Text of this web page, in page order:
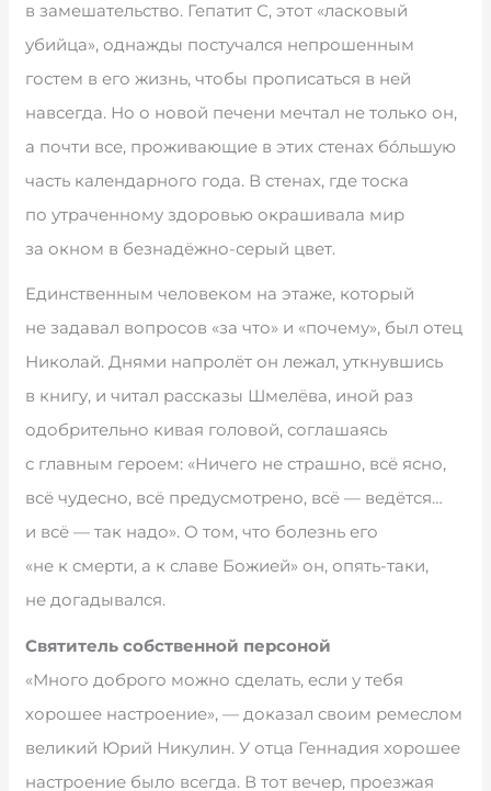
в замешательство. Гепатит С, этот «ласковый
убийца», однажды постучался непрошенным
гостем в его жизнь, чтобы прописаться в ней
навсегда. Но о новой печени мечтал не только он,
а почти все, проживающие в этих стенах бóльшую
часть календарного года. В стенах, где тоска
по утраченному здоровью окрашивала мир
за окном в безнадёжно-серый цвет.
Единственным человеком на этаже, который
не задавал вопросов «за что» и «почему», был отец
Николай. Днями напролёт он лежал, уткнувшись
в книгу, и читал рассказы Шмелёва, иной раз
одобрительно кивая головой, соглашаясь
с главным героем: «Ничего не страшно, всё ясно,
всё чудесно, всё предусмотрено, всё — ведётся…
и всё — так надо». О том, что болезнь его
«не к смерти, а к славе Божией» он, опять-таки,
не догадывался.
Святитель собственной персоной
«Много доброго можно сделать, если у тебя
хорошее настроение», — доказал своим ремеслом
великий Юрий Никулин. У отца Геннадия хорошее
настроение было всегда. В тот вечер, проезжая